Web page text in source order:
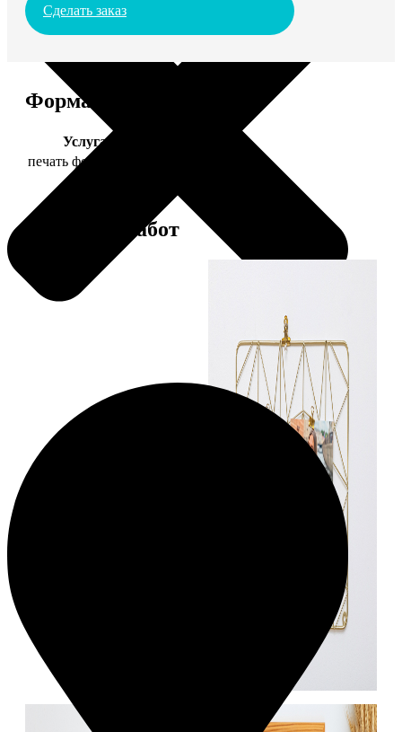
Сделать заказ
Форматы и цены
Услуга
печать фото 30х40
Примеры работ